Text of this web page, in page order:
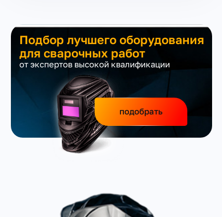
Подбор лучшего оборудования
для сварочных работ
от экспертов высокой квалификации
подобрать